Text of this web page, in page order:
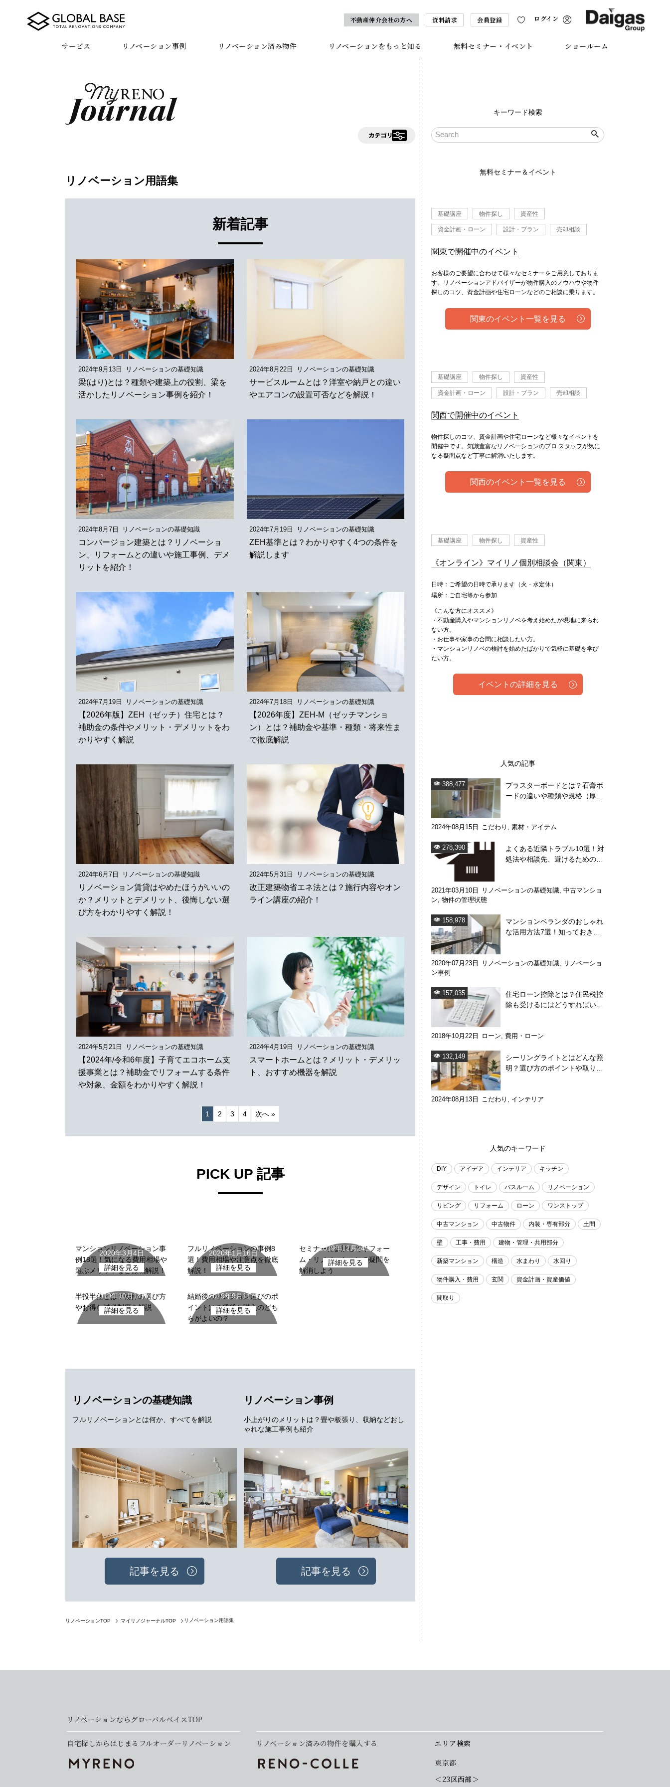
不動産仲介会社の方へ 資料請求 会員登録 ログイン
サービス リノベーション事例 リノベーション済み物件 リノベーションをもっと知る 無料セミナー・イベント ショールーム
リノベーション用語集
新着記事
2024年9月13日 リノベーションの基礎知識
梁(はり)とは？種類や建築上の役割、梁を
活かしたリノベーション事例を紹介！
2024年8月22日 リノベーションの基礎知識
サービスルームとは？洋室や納戸との違い
やエアコンの設置可否などを解説！
2024年8月7日 リノベーションの基礎知識
コンバージョン建築とは？リノベーショ
ン、リフォームとの違いや施工事例、デメ
リットを紹介！
2024年7月19日 リノベーションの基礎知識
ZEH基準とは？わかりやすく4つの条件を
解説します
2024年7月19日 リノベーションの基礎知識
【2026年版】ZEH（ゼッチ）住宅とは？
補助金の条件やメリット・デメリットをわ
かりやすく解説
2024年7月18日 リノベーションの基礎知識
【2026年度】ZEH-M（ゼッチマンショ
ン）とは？補助金や基準・種類・将来性ま
で徹底解説
2024年6月7日 リノベーションの基礎知識
リノベーション賃貸はやめたほうがいいの
か？メリットとデメリット、後悔しない選
び方をわかりやすく解説！
2024年5月31日 リノベーションの基礎知識
改正建築物省エネ法とは？施行内容やオン
ライン講座の紹介！
2024年5月21日 リノベーションの基礎知識
【2024年/令和6年度】子育てエコホーム支
援事業とは？補助金でリフォームする条件
や対象、金額をわかりやすく解説！
2024年4月19日 リノベーションの基礎知識
スマートホームとは？メリット・デメリッ
ト、おすすめ機器を解説
1 2 3 4 次へ »
PICK UP 記事
2020年3月4日
詳細を見る
マンションリノベーション事
例18選！気になる費用相場や
選ぶメリットなど徹底解説！
2020年1月16日
詳細を見る
フルリノベーションの事例8
選！費用相場や注意点を徹底
解説！
2019年12月24日
詳細を見る
セミナーに参加してリフォー
ム・リノベーションの疑問を
解消しよう
中古マンション
2019年10月14日
詳細を見る
半投半住とは？物件の選び方
やお得な減税制度を解説
中古マンション
2019年9月11日
詳細を見る
結婚後のマンション選びのポ
イントは？賃貸と購入のどち
らがよいの？
リノベーションの基礎知識
フルリノベーションとは何か、すべてを解説
記事を見る
リノベーション事例
小上がりのメリットは？畳や板張り、収納などおし
ゃれな施工事例も紹介
記事を見る
リノベーションTOP マイリノジャーナルTOP リノベーション用語集
キーワード検索
無料セミナー＆イベント
基礎講座 物件探し 資産性
資金計画・ローン 設計・プラン 売却相談
関東で開催中のイベント
お客様のご要望に合わせて様々なセミナーをご用意しておりま
す。リノベーションアドバイザーが物件購入のノウハウや物件
探しのコツ、資金計画や住宅ローンなどのご相談に乗ります。
関東のイベント一覧を見る
基礎講座 物件探し 資産性
資金計画・ローン 設計・プラン 売却相談
関西で開催中のイベント
物件探しのコツ、資金計画や住宅ローンなど様々なイベントを
開催中です。知識豊富なリノベーションのプロ スタッフが気に
なる疑問点など丁寧に解消いたします。
関西のイベント一覧を見る
基礎講座 物件探し 資産性
《オンライン》マイリノ個別相談会（関東）
日時：ご希望の日時で承ります（火・水定休）
場所：ご自宅等から参加
《こんな方にオススメ》
・不動産購入やマンションリノベを考え始めたが現地に来られ
ない方。
・お仕事や家事の合間に相談したい方。
・マンションリノベの検討を始めたばかりで気軽に基礎を学び
たい方。
イベントの詳細を見る
人気の記事
プラスターボードとは？石膏ボ
ードの違いや種類や規格（厚
388,477
2024年08月15日 こだわり ,素材・アイテム
よくある近隣トラブル10選！対
処法や相談先、避けるためのポ
278,390
2021年03月10日 リノベーションの基礎知識,中古マンショ
ン, 物件の管理状態
マンションベランダのおしゃれ
な活用方法7選！知っておきた
158,978
2020年07月23日 リノベーションの基礎知識, リノベーショ
ン事例
住宅ローン控除とは？住民税控
除も受けるにはどうすればい
157,035
2018年10月22日 ローン,費用・ローン
シーリングライトとはどんな照
明？選び方のポイントや取り外
132,149
2024年08月13日 こだわり , インテリア
人気のキーワード
DIY アイデア インテリア キッチン
デザイン トイレ バスルーム リノベーション
リビング リフォーム ローン ワンストップ
中古マンション 中古物件 内装・専有部分 土間
壁 工事・費用 建物・管理・共用部分
新築マンション 構造 水まわり 水回り
物件購入・費用 玄関 資金計画・資産価値
間取り
リノベーションならグローバルベイスTOP
自宅探しからはじまるフルオーダーリノベーション リノベーション済みの物件を購入する
エリア検索
東京都
＜23区西部＞